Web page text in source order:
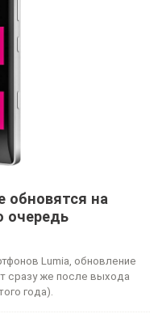
обновятся на
очередь
Lumia, обновление
сразу же после выхода
года).